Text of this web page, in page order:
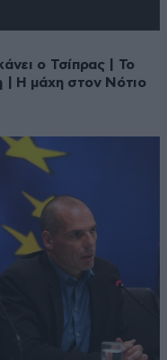
ο Τσίπρας | Το
| Η μάχη στον Νότιο